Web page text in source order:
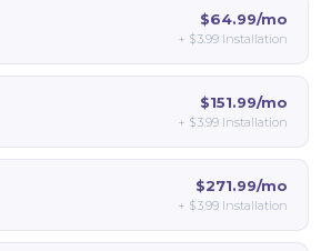
$64.99/mo
+ $3.99 Installation
$151.99/mo
+ $3.99 Installation
$271.99/mo
+ $3.99 Installation